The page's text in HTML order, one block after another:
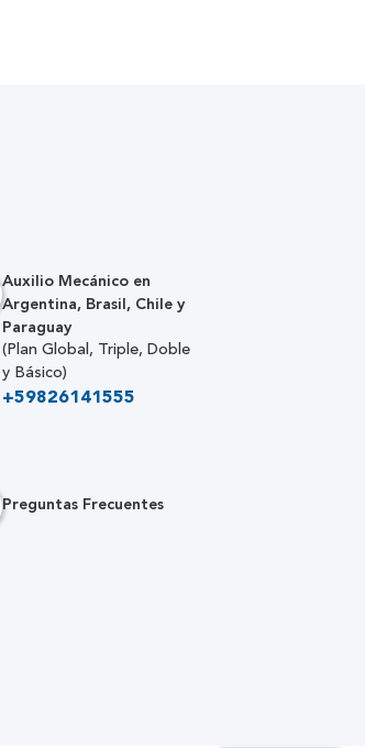
Auxilio Mecánico en
Argentina, Brasil, Chile y
Paraguay
(Plan Global, Triple, Doble
y Básico)
+59826141555
Preguntas Frecuentes